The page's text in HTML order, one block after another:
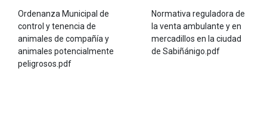
Ordenanza Municipal de
control y tenencia de
animales de compañía y
animales potencialmente
peligrosos.pdf
Normativa reguladora de
la venta ambulante y en
mercadillos en la ciudad
de Sabiñánigo.pdf